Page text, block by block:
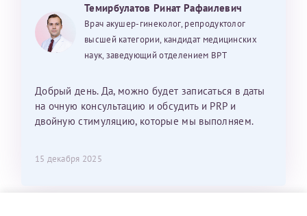
Темирбулатов Ринат Рафаилевич
Врач акушер-гинеколог, репродуктолог
высшей категории, кандидат медицинских
наук, заведующий отделением ВРТ
Добрый день. Да, можно будет записаться в даты
на очную консультацию и обсудить и PRP и
двойную стимуляцию, которые мы выполняем.
15 декабря 2025